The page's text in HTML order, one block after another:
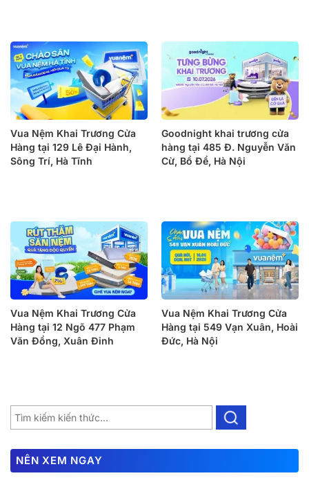
Vua Nệm Khai Trương Cửa
Hàng tại 129 Lê Đại Hành,
Sông Trí, Hà Tĩnh
Goodnight khai trương cửa
hàng tại 485 Đ. Nguyễn Văn
Cừ, Bồ Đề, Hà Nội
Vua Nệm Khai Trương Cửa
Hàng tại 12 Ngõ 477 Phạm
Văn Đồng, Xuân Đỉnh
Vua Nệm Khai Trương Cửa
Hàng tại 549 Vạn Xuân, Hoài
Đức, Hà Nội
NÊN XEM NGAY